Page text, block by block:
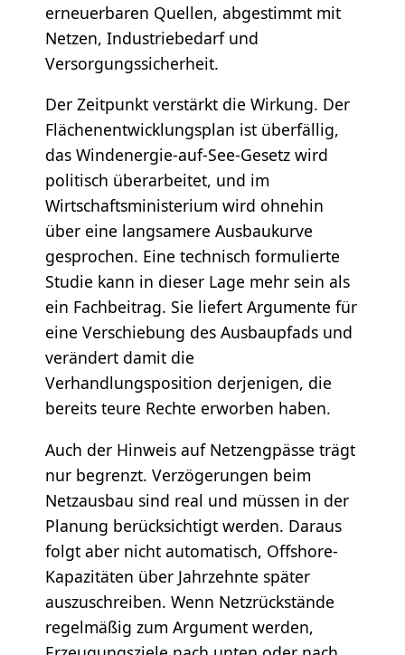
erneuerbaren Quellen, abgestimmt mit
Netzen, Industriebedarf und
Versorgungssicherheit.
Der Zeitpunkt verstärkt die Wirkung. Der
Flächenentwicklungsplan ist überfällig,
das Windenergie-auf-See-Gesetz wird
politisch überarbeitet, und im
Wirtschaftsministerium wird ohnehin
über eine langsamere Ausbaukurve
gesprochen. Eine technisch formulierte
Studie kann in dieser Lage mehr sein als
ein Fachbeitrag. Sie liefert Argumente für
eine Verschiebung des Ausbaupfads und
verändert damit die
Verhandlungsposition derjenigen, die
bereits teure Rechte erworben haben.
Auch der Hinweis auf Netzengpässe trägt
nur begrenzt. Verzögerungen beim
Netzausbau sind real und müssen in der
Planung berücksichtigt werden. Daraus
folgt aber nicht automatisch, Offshore-
Kapazitäten über Jahrzehnte später
auszuschreiben. Wenn Netzrückstände
regelmäßig zum Argument werden,